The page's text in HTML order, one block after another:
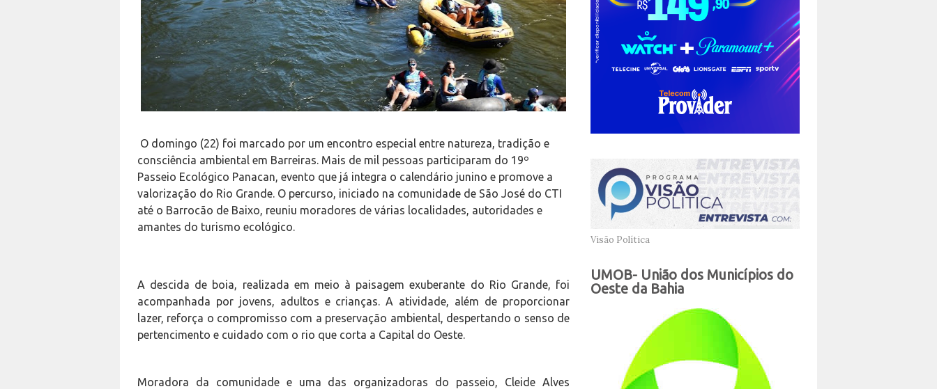
O domingo (22) foi marcado por um encontro especial entre natureza, tradição e
consciência ambiental em Barreiras. Mais de mil pessoas participaram do 19º
Passeio Ecológico Panacan, evento que já integra o calendário junino e promove a
valorização do Rio Grande. O percurso, iniciado na comunidade de São José do CTI
até o Barrocão de Baixo, reuniu moradores de várias localidades, autoridades e
amantes do turismo ecológico.
A descida de boia, realizada em meio à paisagem exuberante do Rio Grande, foi
acompanhada por jovens, adultos e crianças. A atividade, além de proporcionar
lazer, reforça o compromisso com a preservação ambiental, despertando o senso de
pertencimento e cuidado com o rio que corta a Capital do Oeste.
Moradora da comunidade e uma das organizadoras do passeio, Cleide Alves
Visão Política
UMOB- União dos Municípios do
Oeste da Bahia